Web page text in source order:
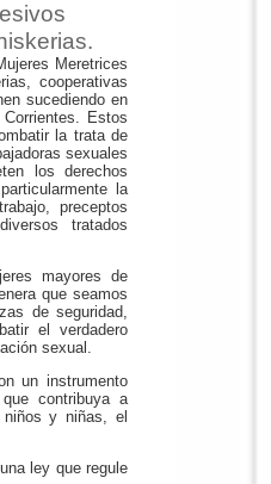
Meretrices
cooperativas
sucediendo en
Estos
la trata de
sexuales
los derechos
la
preceptos
tratados
mayores de
que seamos
de seguridad,
el verdadero
sexual.
un instrumento
contribuya a
y niñas, el
ley que regule